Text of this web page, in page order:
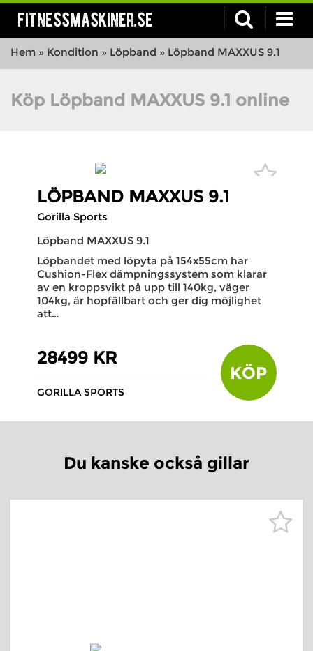
fitnessmaskiner.se
Hem » Kondition » Löpband » Löpband MAXXUS 9.1
Köp Löpband MAXXUS 9.1 online
LÖPBAND MAXXUS 9.1
Gorilla Sports
Löpband MAXXUS 9.1
Löpbandet med löpyta på 154x55cm har
Cushion-Flex dämpningssystem som klarar
av en kroppsvikt på upp till 140kg, väger
104kg, är hopfällbart och ger dig möjlighet
att…
28499 KR
GORILLA SPORTS
KÖP
Du kanske också gillar